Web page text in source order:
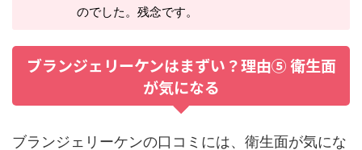
のでした。残念です。
ブランジェリーケンはまずい？理由⑤ 衛生面
が気になる
ブランジェリーケンの口コミには、衛生面が気にな